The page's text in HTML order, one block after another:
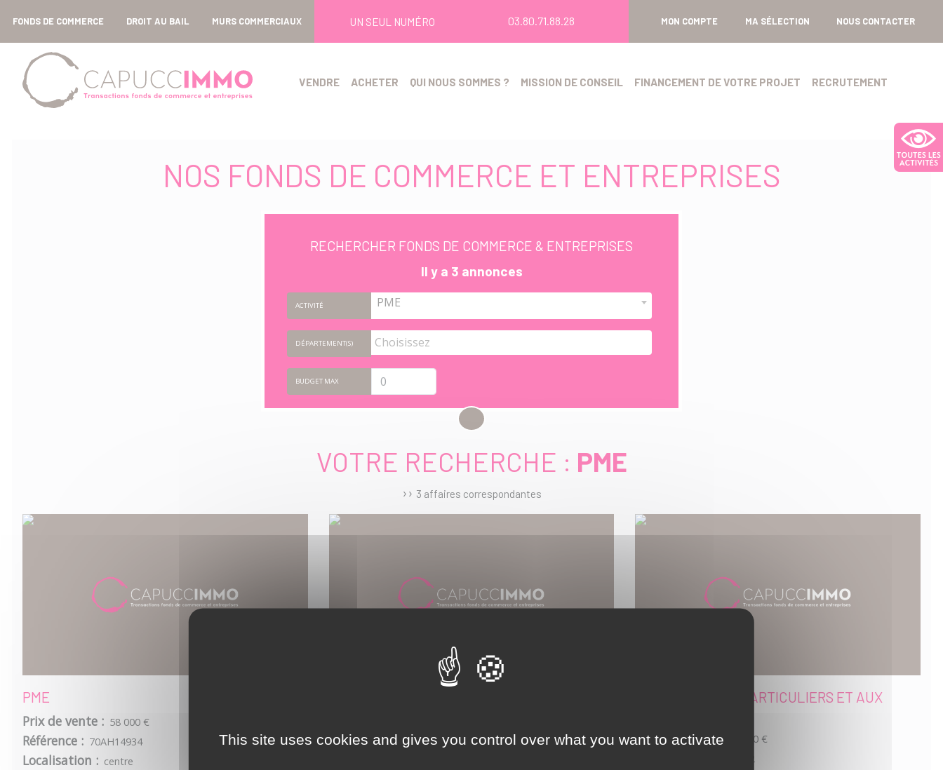
FONDS DE COMMERCE DROIT AU BAIL MURS COMMERCIAUX UN SEUL NUMÉRO 03.80.71.88.28 MON COMPTE MA SÉLECTION NOUS CONTACTER
VENDRE ACHETER QUI NOUS SOMMES ? MISSION DE CONSEIL FINANCEMENT DE VOTRE PROJET RECRUTEMENT
NOS FONDS DE COMMERCE ET ENTREPRISES
RECHERCHER FONDS DE COMMERCE & ENTREPRISES
Il y a 3 annonces
ACTIVITÉ PME
DÉPARTEMENT(S)
BUDGET MAX
VOTRE RECHERCHE : PME
›› 3 affaires correspondantes
PME
Prix de vente : 58 000 €
Référence : 70AH14934
Localisation : centre
Référence : 71DQ14647
PME VENTE AUX PARTICULIERS ET AUX
Prix de vente : 385 000 €
This site uses cookies and gives you control over what you want to activate